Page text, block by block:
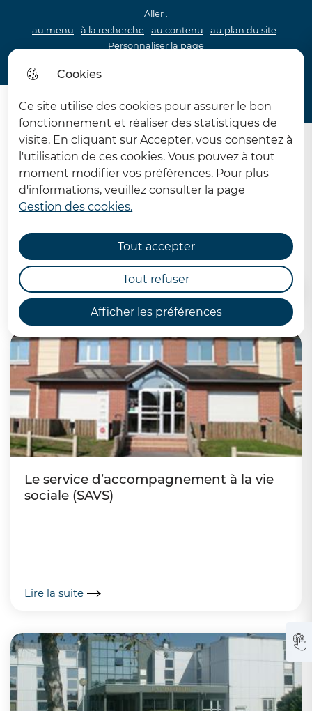
Cookies
Ce site utilise des cookies pour assurer le bon
fonctionnement et réaliser des statistiques de
visite. En cliquant sur Accepter, vous consentez à
l'utilisation de ces cookies. Vous pouvez à tout
moment modifier vos préférences. Pour plus
d'informations, veuillez consulter la page
Gestion des cookies.
Afficher les préférences
Tout accepter
Tout refuser
Aller :
au menu
à la recherche au contenu
au plan du site
Personnaliser la page
62 MDPH Maison départementale des personnes
Menu
Les services
d'accompagnement
Accueil
Le service d’accompagnement à la vie
sociale (SAVS)
Lire la suite